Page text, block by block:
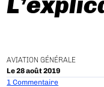
AVIATION GÉNÉRALE
Le 28 août 2019
1 Commentaire